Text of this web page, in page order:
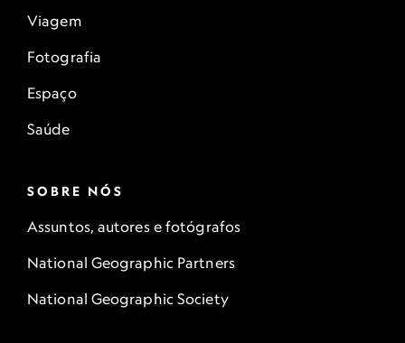
Viagem
Fotografia
Espaço
Saúde
SOBRE NÓS
Assuntos, autores e fotógrafos
National Geographic Partners
National Geographic Society